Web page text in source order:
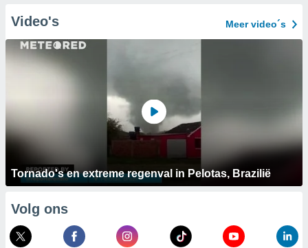
Video's Meer video´s
Tornado's en extreme regenval in Pelotas, Brazilië
Volg ons